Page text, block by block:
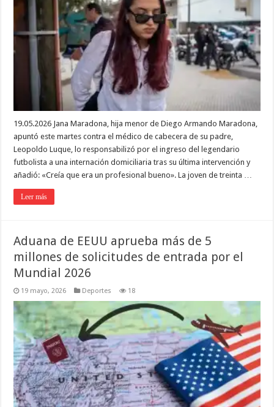
19.05.2026 Jana Maradona, hija menor de Diego Armando Maradona,
apuntó este martes contra el médico de cabecera de su padre,
Leopoldo Luque, lo responsabilizó por el ingreso del legendario
futbolista a una internación domiciliaria tras su última intervención y
añadió: «Creía que era un profesional bueno». La joven de treinta …
Leer más
Aduana de EEUU aprueba más de 5
millones de solicitudes de entrada por el
Mundial 2026
19 mayo, 2026 Deportes 18